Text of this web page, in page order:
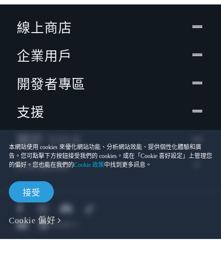
本網站使用 cookies 來優化網站功能、分析網站效能、提供個性化體驗和廣
告。您可點擊下方按鈕接受我們的 cookies，或在「Cookie 喜好設定」上管理您
的偏好。您也能在我們的Cookie 政策中找到更多訊息。
接受
Cookie 偏好
線上商店
企業用戶
開發者專區
支援
關於 VIVE
Location